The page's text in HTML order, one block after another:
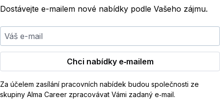
Dostávejte e-mailem nové nabídky podle Vašeho zájmu.
Váš e-mail
Chci nabídky e‑mailem
Za účelem zasílání pracovních nabídek budou společnosti ze
skupiny Alma Career zpracovávat Vámi zadaný e‑mail.